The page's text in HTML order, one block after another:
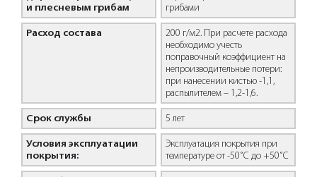
и плесневым грибам
грибами
Расход состава
200 г/м2. При расчете расхода
необходимо учесть
поправочный коэффициент на
непроизводительные потери:
при нанесении кистью -1,1,
распылителем – 1,2-1,6.
Срок службы 5 лет
Условия эксплуатации
покрытия:
Эксплуатация покрытия при
температуре от -50˚С до +50˚С